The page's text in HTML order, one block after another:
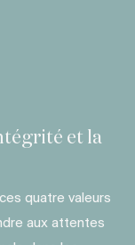
et la
quatre valeurs
aux attentes